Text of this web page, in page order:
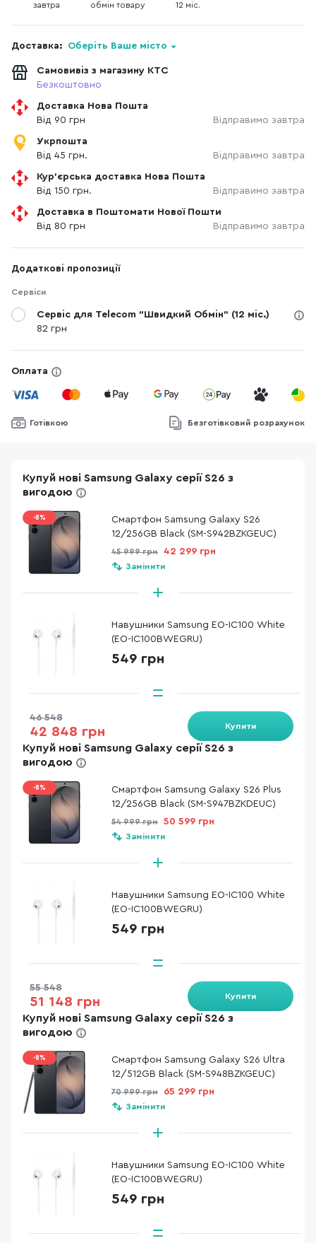
завтра
обмін товару
12 міс.
Доставка: Оберіть Ваше місто
Самовивіз з магазину КТС
Безкоштовно
Доставка Нова Пошта
Від 90 грн
Відправимо завтра
Укрпошта
Від 45 грн.
Відправимо завтра
Кур'єрська доставка Нова Пошта
Від 150 грн.
Відправимо завтра
Доставка в Поштомати Нової Пошти
Від 80 грн
Відправимо завтра
Додаткові пропозиції
Сервіси
Сервіс для Telecom "Швидкий Обмін" (12 міс.)
82 грн
Оплата
Готівкою Безготівковий розрахунок
Купуй нові Samsung Galaxy серії S26 з
вигодою
-8%
Смартфон Samsung Galaxy S26
12/256GB Black (SM-S942BZKGEUC)
45 999 грн 42 299 грн
Замінити
Навушники Samsung EO-IC100 White
(EO-IC100BWEGRU)
549 грн
46 548
42 848 грн Купити
Купуй нові Samsung Galaxy серії S26 з
вигодою
-8%
Смартфон Samsung Galaxy S26 Plus
12/256GB Black (SM-S947BZKDEUC)
54 999 грн 50 599 грн
Замінити
Навушники Samsung EO-IC100 White
(EO-IC100BWEGRU)
549 грн
55 548
51 148 грн Купити
Купуй нові Samsung Galaxy серії S26 з
вигодою
-8%
Смартфон Samsung Galaxy S26 Ultra
12/512GB Black (SM-S948BZKGEUC)
70 999 грн 65 299 грн
Замінити
Навушники Samsung EO-IC100 White
(EO-IC100BWEGRU)
549 грн